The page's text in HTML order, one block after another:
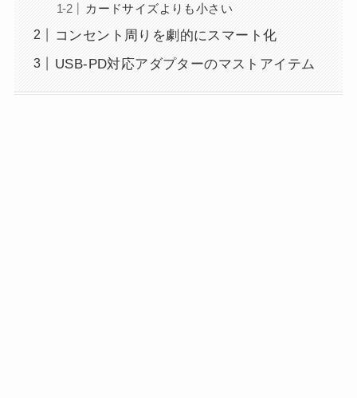
カードサイズよりも小さい
コンセント周りを劇的にスマート化
USB-PD対応アダプターのマストアイテム